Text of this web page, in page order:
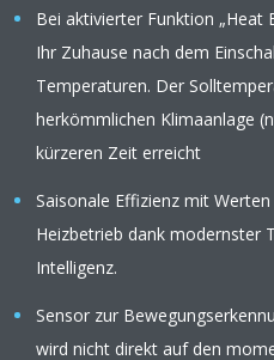
Bei aktivierter Funktion „Heat
Ihr Zuhause nach dem
Temperaturen. Der
herkömmlichen Klimaanlage
kürzeren Zeit erreicht
Saisonale Effizienz mit
Heizbetrieb dank modernster
Intelligenz.
Sensor zur
wird nicht direkt auf den